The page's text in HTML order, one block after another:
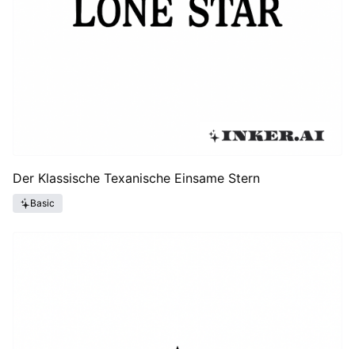
Der Klassische Texanische Einsame Stern
Basic